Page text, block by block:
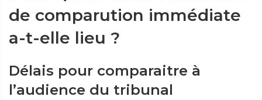
de comparution immédiate
a-t-elle lieu ?
Délais pour comparaitre à
l’audience du tribunal